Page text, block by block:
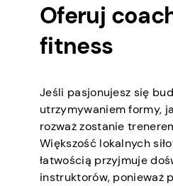
Oferuj
fitness
Jeśli pasjonujesz się
utrzymywaniem formy,
rozważ zostanie
Większość lokalnych
łatwością przyjmuje
instruktorów, ponieważ